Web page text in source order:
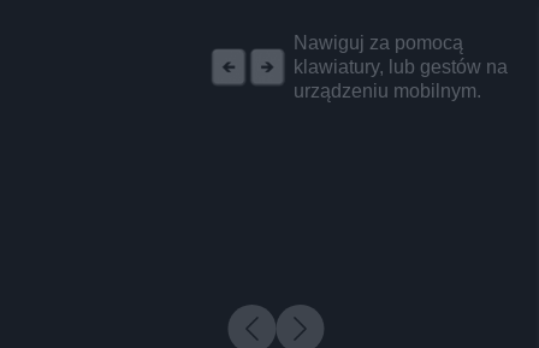
Nawiguj za pomocą
klawiatury, lub gestów na
urządzeniu mobilnym.